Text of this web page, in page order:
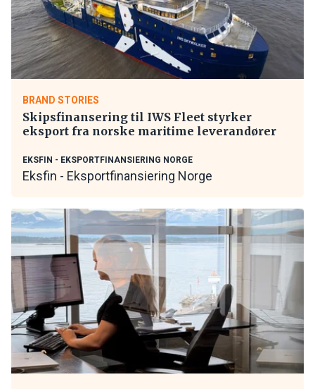
BRAND STORIES
Skipsfinansering til IWS Fleet styrker
eksport fra norske maritime leverandører
EKSFIN - EKSPORTFINANSIERING NORGE
Eksfin - Eksportfinansiering Norge